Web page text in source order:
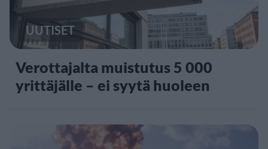
UUTISET
Verottajalta muistutus 5 000
yrittäjälle – ei syytä huoleen